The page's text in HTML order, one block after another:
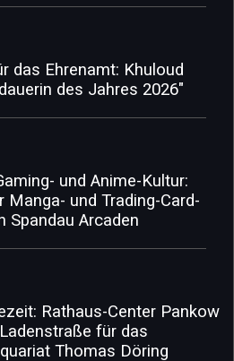
das Ehrenamt: Khuloud
des Jahres 2026"
und Anime-Kultur:
Manga- und Trading-Card-
Spandau Arcaden
Rathaus-Center Pankow
für das
Thomas Döring